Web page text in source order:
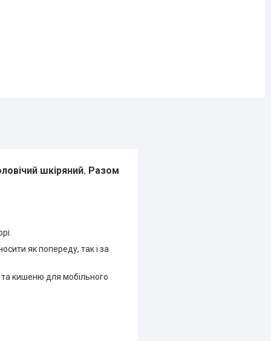
шкіряний. Разом
як попереду, так і за
кишеню для мобільного